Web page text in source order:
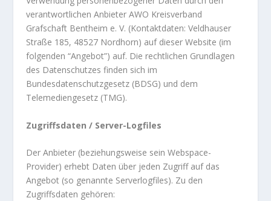
verantwortlichen Anbieter AWO Kreisverband
Grafschaft Bentheim e. V. (Kontaktdaten: Veldhauser
Straße 185, 48527 Nordhorn) auf dieser Website (im
folgenden “Angebot”) auf. Die rechtlichen Grundlagen
des Datenschutzes finden sich im
Bundesdatenschutzgesetz (BDSG) und dem
Telemediengesetz (TMG).
Zugriffsdaten / Server-Logfiles
Der Anbieter (beziehungsweise sein Webspace-
Provider) erhebt Daten über jeden Zugriff auf das
Angebot (so genannte Serverlogfiles). Zu den
Zugriffsdaten gehören: